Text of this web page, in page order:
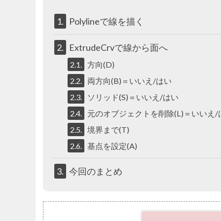
1. Polylineで線を描く
2. ExtrudeCrvで線から面へ
2.1. 方向(D)
2.2.
両方向(B)＝いいえ/はい
2.3.
ソリッド(S)＝いいえ/はい
2.4.
元のオブジェクトを削除(L)＝いいえ/
2.5. 境界まで(T)
2.6. 基点を設定(A)
3. 今回のまとめ